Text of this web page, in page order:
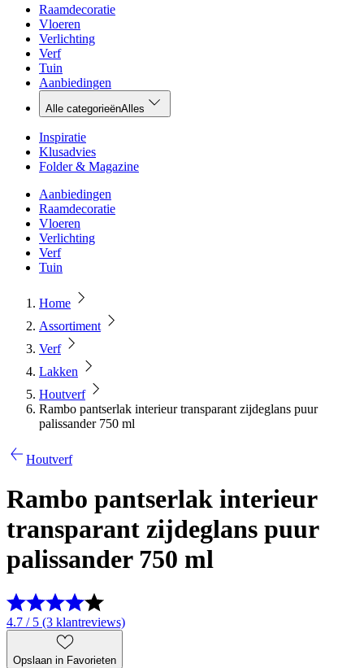
Raamdecoratie
Vloeren
Verlichting
Verf
Tuin
Aanbiedingen
Alle categorieënAlles
Inspiratie
Klusadvies
Folder & Magazine
Aanbiedingen
Raamdecoratie
Vloeren
Verlichting
Verf
Tuin
Home
Assortiment
Verf
Lakken
Houtverf
Rambo pantserlak interieur transparant zijdeglans puur
palissander 750 ml
Houtverf
Rambo pantserlak interieur
transparant zijdeglans puur
palissander 750 ml
4.7 / 5 (3 klantreviews)
Opslaan in Favorieten